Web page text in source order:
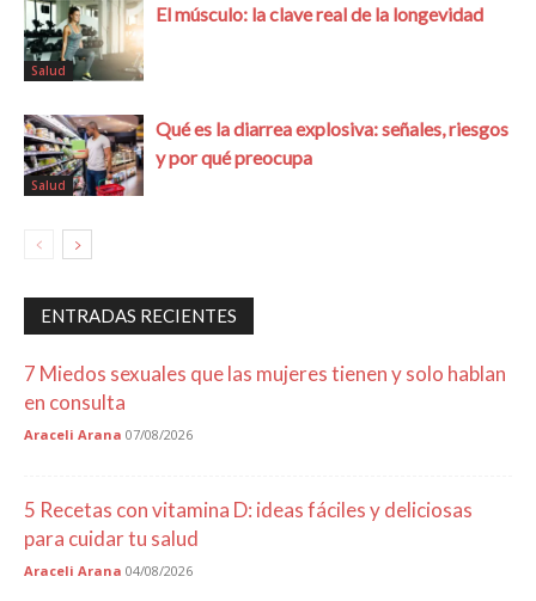
Salud
El músculo: la clave real de la longevidad
Salud
Qué es la diarrea explosiva: señales, riesgos
y por qué preocupa
ENTRADAS RECIENTES
7 Miedos sexuales que las mujeres tienen y solo hablan
en consulta
Araceli Arana 07/08/2026
5 Recetas con vitamina D: ideas fáciles y deliciosas
para cuidar tu salud
Araceli Arana 04/08/2026